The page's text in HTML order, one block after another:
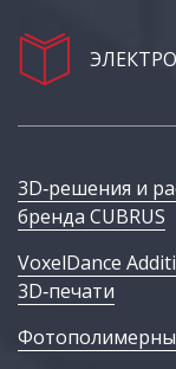
3D‑решения и
бренда CUBRUS
VoxelDance
3D‑печати